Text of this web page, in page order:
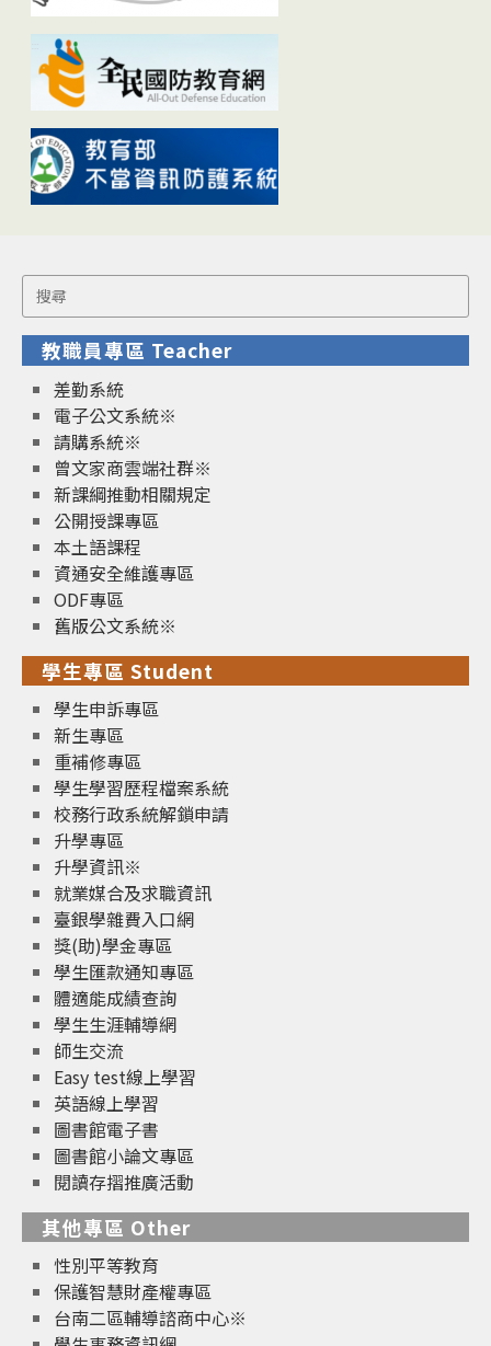
Search
for:
教職員專區 Teacher
差勤系統
電子公文系統※
請購系統※
曾文家商雲端社群※
新課綱推動相關規定
公開授課專區
本土語課程
資通安全維護專區
ODF專區
舊版公文系統※
學生專區 Student
學生申訴專區
新生專區
重補修專區
學生學習歷程檔案系統
校務行政系統解鎖申請
升學專區
升學資訊※
就業媒合及求職資訊
臺銀學雜費入口網
獎(助)學金專區
學生匯款通知專區
體適能成績查詢
學生生涯輔導網
師生交流
Easy test線上學習
英語線上學習
圖書館電子書
圖書館小論文專區
閱讀存摺推廣活動
其他專區 Other
性別平等教育
保護智慧財產權專區
台南二區輔導諮商中心※